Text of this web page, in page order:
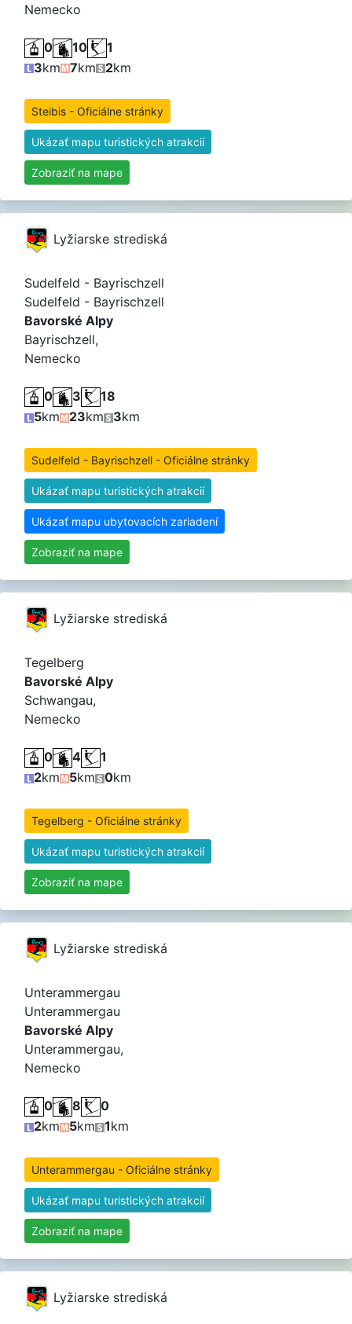
Nemecko
0 10
1
3km 7km 2km
Steibis - Oficiálne stránky
Ukázať mapu turistických atrakcií
Zobraziť na mape
Lyžiarske strediská
Sudelfeld - Bayrischzell
Sudelfeld - Bayrischzell
Bavorské Alpy
Bayrischzell,
Nemecko
0 3
18
5km 23km 3km
Sudelfeld - Bayrischzell - Oficiálne stránky
Ukázať mapu turistických atrakcií
Ukázať mapu ubytovacích zariadení
Zobraziť na mape
Lyžiarske strediská
Tegelberg
Bavorské Alpy
Schwangau,
Nemecko
0 4
1
2km 5km 0km
Tegelberg - Oficiálne stránky
Ukázať mapu turistických atrakcií
Zobraziť na mape
Lyžiarske strediská
Unterammergau
Unterammergau
Bavorské Alpy
Unterammergau,
Nemecko
0 8
0
2km 5km 1km
Unterammergau - Oficiálne stránky
Ukázať mapu turistických atrakcií
Zobraziť na mape
Lyžiarske strediská